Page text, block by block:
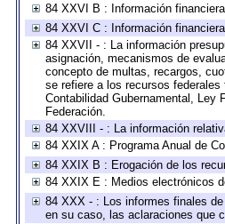
84 XXVI B : Información
84 XXVI C : Información
84 XXVII - : La información
asignación, mecanismos de
concepto de multas, recargos,
se refiere a los recursos
Contabilidad Gubernamental, Ley
Federación.
84 XXVIII - : La información
84 XXIX A : Programa Anual de
84 XXIX B : Erogación de los
84 XXIX E : Medios electrónicos
84 XXX - : Los informes finales
en su caso, las aclaraciones que